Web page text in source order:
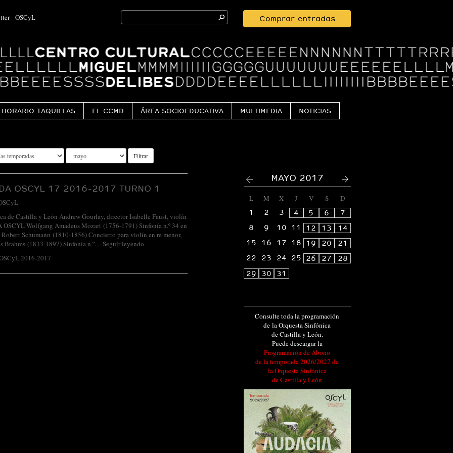
OSCyL
Search
for:
Comprar entradas
HORARIO TAQUILLAS EL CCMD ÁREA SOCIOEDUCATIVA MULTIMEDIA NOTICIAS
Filtrar
OSCYL 17 2016-2017 TURNO 1
de Castilla y León Andrew Gourlay, director Isabelle Faust, violín
OSCYL Wolfgang Amadeus Mozart (1756-1791) Sinfonía n.º 34 en
Schumann (1810-1856) Concierto para violín en re menor,
Brahms (1833-1897) Sinfonía n.º… Seguir leyendo
2016-2017
MAYO 2017
L M X J V S
D
1
2 3 4 5 6
7
8
9 10 11 12 13
14
15
16 17 18 19 20
21
22
23 24 25 26 27
28
29
30 31
Consulte toda la programación
de la Orquesta Sinfónica
de Castilla y León.
Puede descargar la
Programación de Abono
de la temporada 2026/2027 de
la Orquesta Sinfónica
de Castilla y León